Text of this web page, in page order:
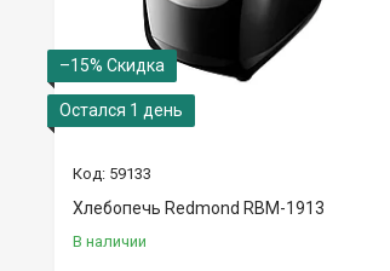
–15%
Остался 1 день
59133
Хлебопечь Redmond RBM-1913
В наличии